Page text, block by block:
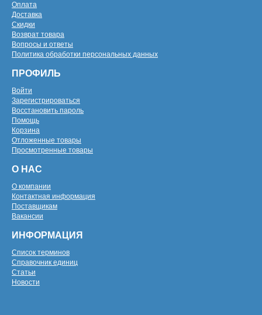
Оплата
Доставка
Скидки
Возврат товара
Вопросы и ответы
Политика обработки персональных данных
ПРОФИЛЬ
Войти
Зарегистрироваться
Восстановить пароль
Помощь
Корзина
Отложенные товары
Просмотренные товары
О НАС
О компании
Контактная информация
Поставщикам
Вакансии
ИНФОРМАЦИЯ
Список терминов
Справочник единиц
Статьи
Новости